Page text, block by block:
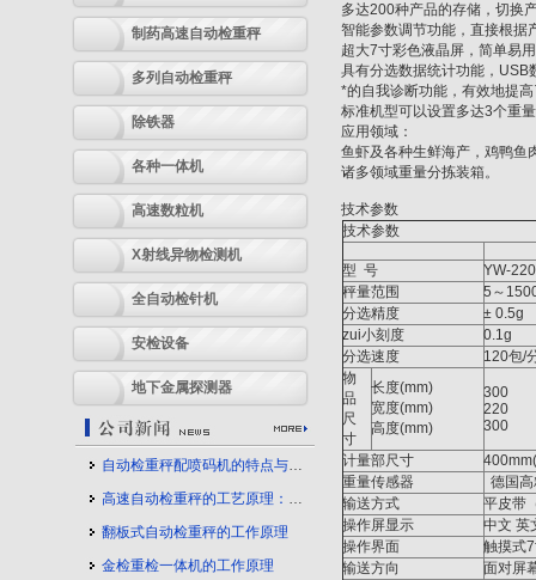
制药高速自动检重秤
多列自动检重秤
除铁器
各种一体机
高速数粒机
X射线异物检测机
全自动检针机
安检设备
地下金属探测器
自动检重秤配喷码机的特点与应用
高速自动检重秤的工艺原理：守护产品质量的幕后力量
翻板式自动检重秤的工作原理
金检重检一体机的工作原理
多达200种产品的存储，切换
智能参数调节功能，直接根据
超大7寸彩色液晶屏，简单易
具有分选数据统计功能，
*的自我诊断功能，有效地提
标准机型可以设置多达3个重
应用领域：
鱼虾及各种生鲜海产，鸡鸭鱼
诸多领域重量分拣装箱。
技术参数
技术参数
型 号
YW-220
秤量范围
5～
分选精度
± 0.5g
zui小刻度
0.1g
分选速度
120包/
物
品
尺
寸
长度(mm)
宽度(mm)
高度(mm)
300
220
300
计量部尺寸
重量传感器
德国
输送方式
平皮带
操作屏显示
中文 英
操作界面
触摸式
输送方向
面对屏